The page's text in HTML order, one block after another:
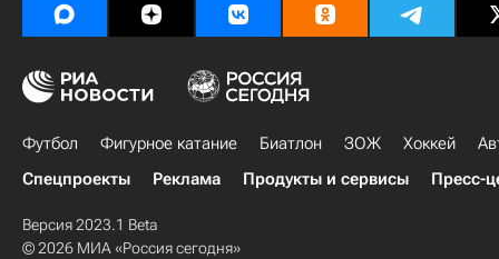
Футбол Фигурное катание Биатлон ЗОЖ Хоккей
Спецпроекты
Реклама Продукты и сервисы Пресс-
Версия 2023.1 Beta
© 2026 МИА «Россия сегодня»